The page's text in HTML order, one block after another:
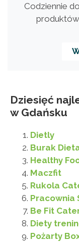
Codziennie
Dziesięć
w Gdańsku
Dietly
Burak
Healthy
Maczfit
Rukola
Pracownia
Be Fit
Diety
Pożarty